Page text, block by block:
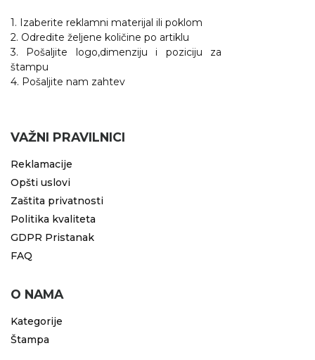
1. Izaberite reklamni materijal ili poklom
2. Odredite željene količine po artiklu
3. Pošaljite logo,dimenziju i poziciju za
štampu
4. Pošaljite nam zahtev
VAŽNI PRAVILNICI
Reklamacije
Opšti uslovi
Zaštita privatnosti
Politika kvaliteta
GDPR Pristanak
FAQ
O NAMA
Kategorije
Štampa